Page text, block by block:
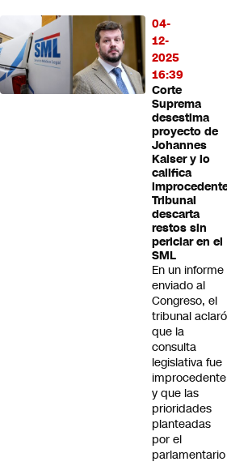
04-
12-
2025
16:39
Corte
Suprema
desestima
proyecto de
Johannes
Kaiser y lo
califica
Tribunal
descarta
restos sin
periciar en el
SML
En un informe
enviado al
Congreso, el
tribunal aclaró
que la
consulta
legislativa fue
improcedente
y que las
prioridades
planteadas
por el
parlamentario